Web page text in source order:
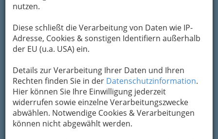
nutzen.
Diese schließt die Verarbeitung von Daten wie IP-
Adresse, Cookies & sonstigen Identifiern außerhalb
der EU (u.a. USA) ein.
Details zur Verarbeitung Ihrer Daten und Ihren
Rechten finden Sie in der Datenschutzinformation.
Hier können Sie Ihre Einwilligung jederzeit
widerrufen sowie einzelne Verarbeitungszwecke
abwählen. Notwendige Cookies & Verarbeitungen
können nicht abgewählt werden.
ohne Verstärker, dafür mit viel
+43 664 1243 360
Die konsGeiger haben sich 2009
am J.-J.-Fux- Konservatorium in
Graz kennengelernt. Ihre Zuhörer begeistern
sie mit 2 Geigen, Harmonika, Kontrabass und
manchmal auch Basstrompete. Neben
Tanzmusik wie Polka, Walzer, Schottische,